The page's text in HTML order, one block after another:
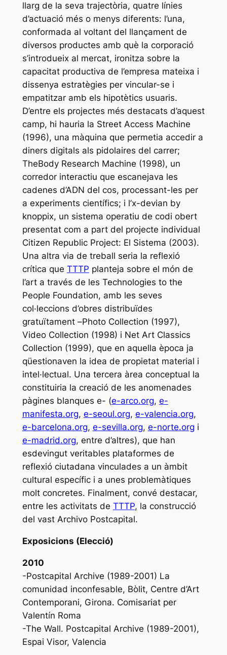
llarg de la seva trajectòria, quatre línies
d’actuació més o menys diferents: l’una,
conformada al voltant del llançament de
diversos productes amb què la corporació
s’introdueix al mercat, ironitza sobre la
capacitat productiva de l’empresa mateixa i
dissenya estratègies per vincular-se i
empatitzar amb els hipotètics usuaris.
D’entre els projectes més destacats d’aquest
camp, hi hauria la Street Access Machine
(1996), una màquina que permetia accedir a
diners digitals als pidolaires del carrer;
TheBody Research Machine (1998), un
corredor interactiu que escanejava les
cadenes d’ADN del cos, processant-les per
a experiments científics; i l’x-devian by
knoppix, un sistema operatiu de codi obert
presentat com a part del projecte individual
Citizen Republic Project: El Sistema (2003).
Una altra via de treball seria la reflexió
crítica que TTTP planteja sobre el món de
l’art a través de les Technologies to the
People Foundation, amb les seves
col·leccions d’obres distribuïdes
gratuïtament –Photo Collection (1997),
Video Collection (1998) i Net Art Classics
Collection (1999), que en aquella època ja
qüestionaven la idea de propietat material i
intel·lectual. Una tercera àrea conceptual la
constituiria la creació de les anomenades
pàgines blanques e- (e-arco.org, e-
manifesta.org, e-seoul.org, e-valencia.org,
e-barcelona.org, e-sevilla.org, e-norte.org i
e-madrid.org, entre d’altres), que han
esdevingut veritables plataformes de
reflexió ciutadana vinculades a un àmbit
cultural específic i a unes problemàtiques
molt concretes. Finalment, convé destacar,
entre les activitats de TTTP, la construcció
del vast Archivo Postcapital.
Exposicions (Elecció)
2010
-Postcapital Archive (1989-2001) La
comunidad inconfesable, Bòlit, Centre d’Art
Contemporani, Girona. Comisariat per
Valentín Roma
-The Wall. Postcapital Archive (1989-2001),
Espai Visor, Valencia